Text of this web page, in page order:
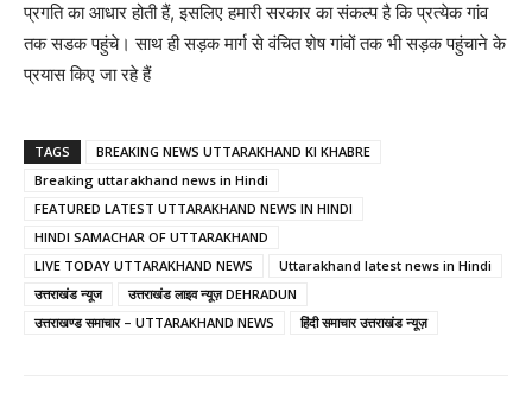
प्रगति का आधार होती हैं, इसलिए हमारी सरकार का संकल्प है कि प्रत्येक गांव
तक सडक पहुंचे। साथ ही सड़क मार्ग से वंचित शेष गांवों तक भी सड़क पहुंचाने के
प्रयास किए जा रहे हैं
TAGS
BREAKING NEWS UTTARAKHAND KI KHABRE
Breaking uttarakhand news in Hindi
FEATURED LATEST UTTARAKHAND NEWS IN HINDI
HINDI SAMACHAR OF UTTARAKHAND
LIVE TODAY UTTARAKHAND NEWS
Uttarakhand latest news in Hindi
उत्तराखंड न्यूज
उत्तराखंड लाइव न्यूज़ DEHRADUN
उत्तराखण्ड समाचार – UTTARAKHAND NEWS
हिंदी समाचार उत्तराखंड न्यूज़